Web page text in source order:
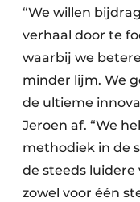
“We willen
verhaal door te
waarbij we
minder lijm. We
de ultieme
Jeroen af. “We
methodiek in de
de steeds luidere
zowel voor één